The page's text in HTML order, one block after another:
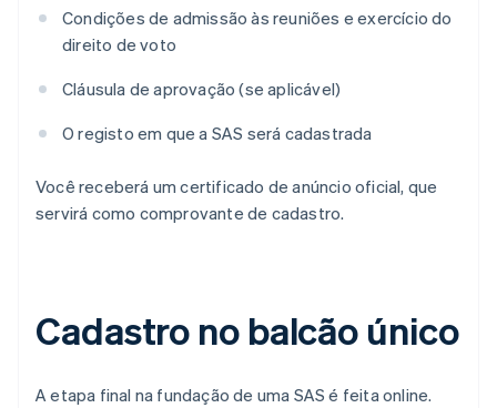
Condições de admissão às reuniões e exercício do
direito de voto
Cláusula de aprovação (se aplicável)
O registo em que a SAS será cadastrada
Você receberá um certificado de anúncio oficial, que
servirá como comprovante de cadastro.
Cadastro no balcão único
A etapa final na fundação de uma SAS é feita online.